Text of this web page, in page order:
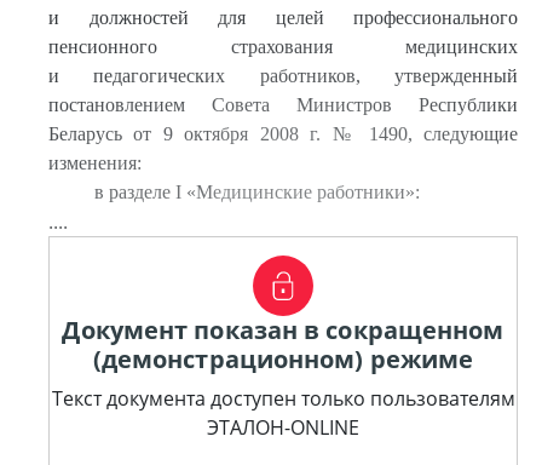
и должностей для целей профессионального
пенсионного страхования медицинских
и педагогических работников, утвержденный
постановлением Совета Министров Республики
Беларусь от 9 октября 2008 г. № 1490, следующие
изменения:
в разделе I «Медицинские работники»:
....
Документ показан в сокращенном
(демонстрационном) режиме
Текст документа доступен только пользователям
ЭТАЛОН-ONLINE